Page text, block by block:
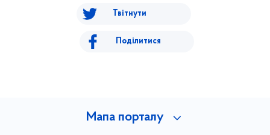
Твітнути
Поділитися
Мапа порталу